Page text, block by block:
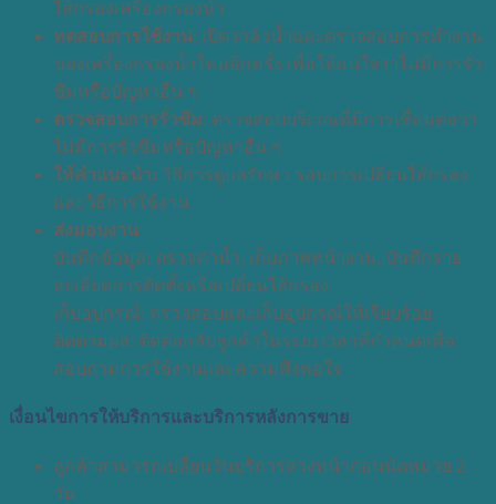
ไส้กรองเครื่องกรองน้ำ
ทดสอบการใช้งาน: เปิดวาล์วน้ำและตรวจสอบการทำงาน
ของเครื่องกรองน้ำใหม่อีกครั้ง เพื่อให้แน่ใจว่าไม่มีการรั่ว
ซึมหรือปัญหาอื่น ๆ
ตรวจสอบการรั่วซึม: ตรวจสอบบริเวณที่มีการเชื่อมต่อว่า
ไม่มีการรั่วซึมหรือปัญหาอื่น ๆ
ให้คำแนะนำ: วิธีการดูแลรักษา รอบการเปลี่ยนไส้กรอง
และวิธีการใช้งาน
ส่งมอบงาน
บันทึกข้อมูล: ตรวจค่าน้ำ, เก็บภาพหน้างาน, บันทึกราย
ละเอียดการติดตั้งหรือเปลี่ยนไส้กรอง
เก็บอุปกรณ์: ตรวจสอบและเก็บอุปกรณ์ให้เรียบร้อย
ติดตามผล: ติดต่อกลับลูกค้าในระยะเวลาที่กำหนดเพื่อ
สอบถามการใช้งานและความพึงพอใจ
เงื่อนไขการให้บริการและบริการหลังการขาย
ลูกค้าสามารถเปลี่ยนวันบริการล่วงหน้าก่อนนัดหมาย 2
วัน